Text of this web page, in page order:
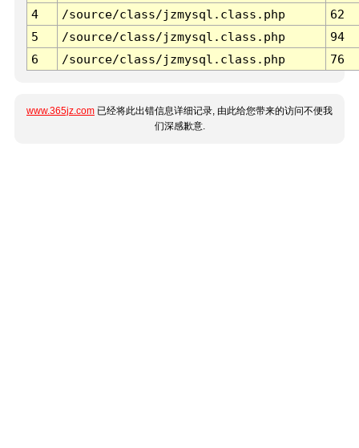
4
/source/class/jzmysql.class.php
62
5
/source/class/jzmysql.class.php
94
6
/source/class/jzmysql.class.php 76
www.365jz.com 已经将此出错信息详细记录, 由此给您带来的访问不便我
们深感歉意.